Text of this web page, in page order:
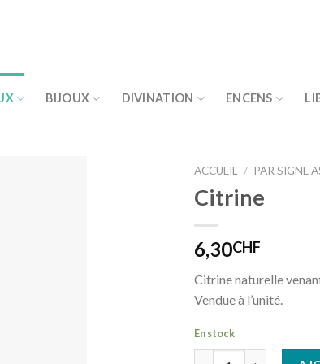
BIJOUX DIVINATION ENCENS
ACCUEIL / PAR SIGNE
Citrine
6,30CHF
Citrine naturelle
Vendue à l’unité.
En stock